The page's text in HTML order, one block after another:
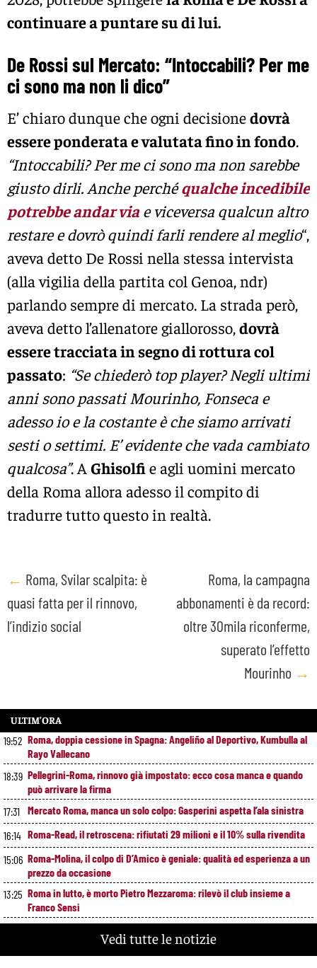
continuare a puntare su di lui.
De Rossi sul Mercato: “Intoccabili? Per me
ci sono ma non li dico”
E’ chiaro dunque che ogni decisionedovrà
essere ponderata e valutata fino in fondo.
“Intoccabili? Per me ci sono ma non sarebbe
giusto dirli. Anche perché qualche incedibile
potrebbe andar via e viceversa qualcun altro
restare e dovrò quindi farli rendere al meglio“,
aveva detto De Rossi nella stessa intervista
(alla vigilia della partita col Genoa, ndr)
parlando sempre di mercato. La strada però,
aveva detto l’allenatore giallorosso,dovrà
essere tracciata in segno di rottura col
passato: “Se chiederò top player? Negli ultimi
anni sono passati Mourinho, Fonseca e
adesso io e la costante è che siamo arrivati
sesti o settimi. E’ evidente che vada cambiato
qualcosa”. A Ghisolfie agli uomini mercato
della Roma allora adesso il compito di
tradurre tutto questo in realtà.
Post
navigation
← Roma, Svilar scalpita: è
quasi fatta per il rinnovo,
l’indizio social
Roma, la campagna
abbonamenti è da record:
oltre 30mila riconferme,
superato l’effetto
Mourinho →
ULTIM’ORA
19:52 Roma, doppia cessione in Spagna: Angeliño al Deportivo, Kumbulla al
Rayo Vallecano
18:39 Pellegrini-Roma, rinnovo già impostato: ecco cosa manca e quando
può arrivare la firma
17:31 Mercato Roma, manca un solo colpo: Gasperini aspetta l’ala sinistra
16:14 Roma-Read, il retroscena: rifiutati 29 milioni e il 10% sulla rivendita
15:06 Roma-Molina, il colpo di D’Amico è geniale: qualità ed esperienza a un
prezzo da occasione
13:25 Roma in lutto, è morto Pietro Mezzaroma: rilevò il club insieme a
Franco Sensi
Roma, segnali di crescita contro il Newport: cosa ha funzionato e
cosa va ancora miglioratoVedi tutte le notizie